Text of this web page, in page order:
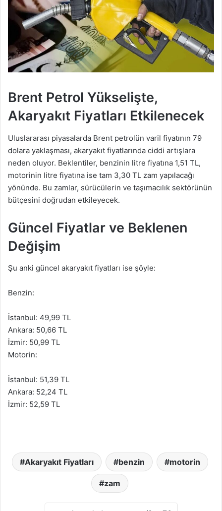
Brent Petrol Yükselişte,
Akaryakıt Fiyatları Etkilenecek
Uluslararası piyasalarda Brent petrolün varil fiyatının 79
dolara yaklaşması, akaryakıt fiyatlarında ciddi artışlara
neden oluyor. Beklentiler, benzinin litre fiyatına 1,51 TL,
motorinin litre fiyatına ise tam 3,30 TL zam yapılacağı
yönünde. Bu zamlar, sürücülerin ve taşımacılık sektörünün
bütçesini doğrudan etkileyecek.
Güncel Fiyatlar ve Beklenen
Değişim
Şu anki güncel akaryakıt fiyatları ise şöyle:
Benzin:
İstanbul: 49,99 TL
Ankara: 50,66 TL
İzmir: 50,99 TL
Motorin:
İstanbul: 51,39 TL
Ankara: 52,24 TL
İzmir: 52,59 TL
Akaryakıt Fiyatları benzin motorin
zam